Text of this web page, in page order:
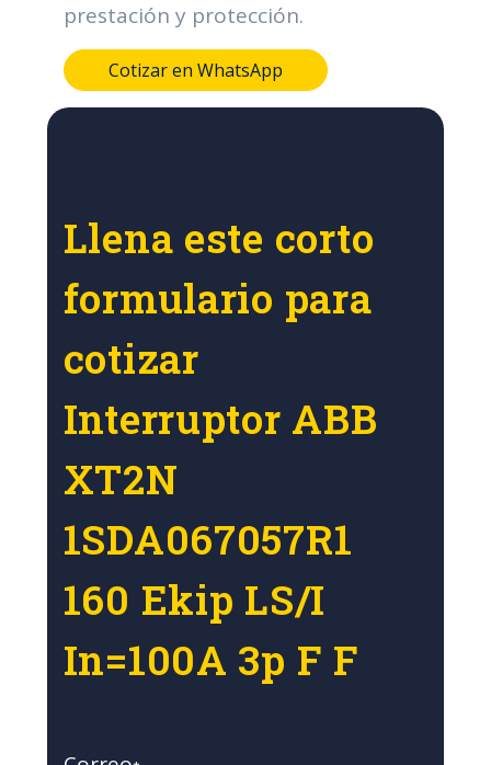
prestación y protección.
Cotizar en WhatsApp
Llena este corto
formulario para
cotizar
Interruptor ABB
XT2N
1SDA067057R1
160 Ekip LS/I
In=100A 3p F F